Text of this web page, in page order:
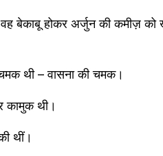
बेकाबू होकर अर्जुन की कमीज़
थी – वासना की चमक।
कामुक थी।
थीं।